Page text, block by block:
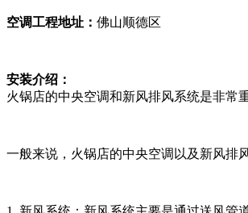
空调工程地址： 佛山顺德区
安装介绍：
火锅店的中央空调和新风排风系统是非常
一般来说，火锅店的中央空调以及新风排